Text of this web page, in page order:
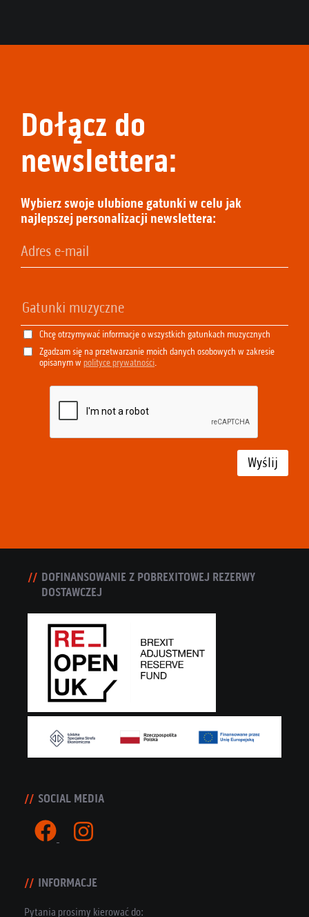
Dołącz do
newslettera:
Wybierz swoje ulubione gatunki w celu jak
najlepszej personalizacji newslettera:
Chcę otrzymywać informacje o wszystkich gatunkach muzycznych
Zgadzam się na przetwarzanie moich danych osobowych w zakresie
opisanym w polityce prywatności.
Wyślij
DOFINANSOWANIE Z POBREXITOWEJ REZERWY
DOSTAWCZEJ
SOCIAL MEDIA
INFORMACJE
Pytania prosimy kierować do: